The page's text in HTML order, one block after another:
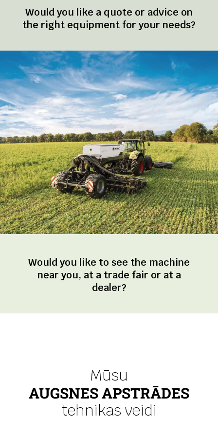
Would you like a quote or advice on
the right equipment for your needs?
Would you like to see the machine
near you, at a trade fair or at a
dealer?
Mūsu
AUGSNES APSTRĀDES
tehnikas veidi